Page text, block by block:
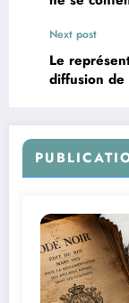
Next post
Le
diffusion de